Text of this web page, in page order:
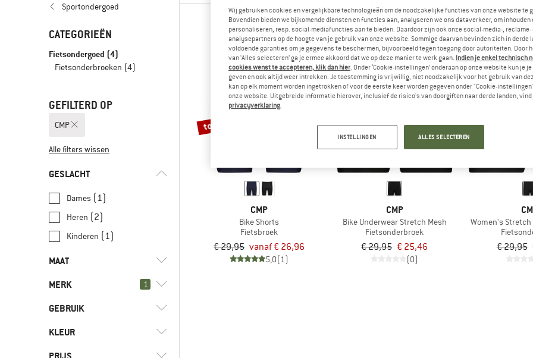
Sportondergoed
CATEGORIEËN
Fietsondergoed (4)
Fietsonderbroeken (4)
GEFILTERD OP
CMP
Alle filters wissen
GESLACHT
Dames (1)
Heren (2)
Kinderen (1)
MAAT
XS XL
XXL 3XL
116
MERK 1
CMP
GEBRUIK
Fietsen
Gravelbiken
KLEUR
tot -10%
CMP
Bike Shorts
Fietsbroek
€ 29,95 vanaf € 26,96
5,0(1)
-15%
CMP
Bike Underwear Stretch Mesh
Fietsonderbroek
€ 29,95 € 25,46
(0)
-15%
Women's Stretch
€ 29,95
Wij gebruiken cookies en vergelijkbare technologieën om de noodzakelijke functies van onze website te
Bovendien bieden we bijkomende diensten en functies aan, analyseren we ons dataverkeer, om inhouden
personaliseren, resp. social-mediafuncties aan te bieden. Daardoor zijn ook onze social-media-, reclame-
analysepartners op de hoogte van je gebruik van onze website. Sommige daarvan bevinden zich in derde
voldoende garanties om je gegevens te beschermen, bijvoorbeeld tegen toegang door autoriteiten. Door
van ‘Alles selecteren’ ga je ermee akkoord dat we op deze manier te werk gaan. Indien je enkel technisch
cookies wenst te accepteren, klik dan hier . Onder ‘Cookie-instellingen’ onderaan op onze website kun je
geven en ook altijd weer intrekken. Je toestemming is vrijwillig, niet noodzakelijk voor het gebruik van
kan op elk moment worden ingetrokken of voor de eerste keer worden gegeven onder "Cookie-
onze website. Uitgebreide informatie hierover, inclusief de risico's van doorgiften naar derde landen, vind
privacyverklaring
INSTELLINGEN ALLES SELECTEREN